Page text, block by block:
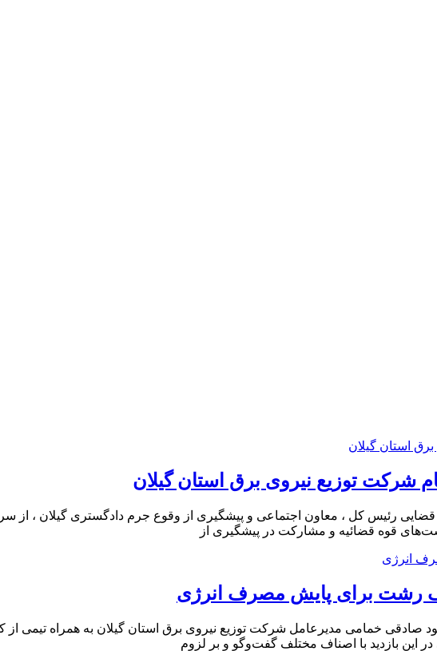
شركت توزیع نیروی برق استان گیلان
رئیس کل ، معاون اجتماعی و پیشگیری از وقوع جرم دادگستری گیلان ، از
قوه قضائیه و مشارکت در پیشگیری از
رشت برای پایش مصرف انرژی
خمامی مدیرعامل شرکت توزیع نیروی برق استان گیلان به همراه تیمی از
بازدید با اصناف مختلف گفت‌وگو و بر لزوم